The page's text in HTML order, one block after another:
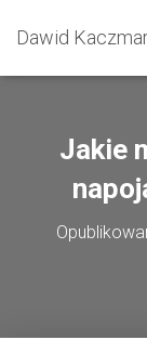
Dawid
Jakie